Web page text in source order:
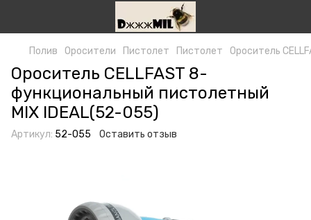
Полив Оросители Пистолет Пистолет Ороситель
Ороситель CELLFAST 8-
функциональный пистолетный
MIX IDEAL(52-055)
Артикул: 52-055 Оставить отзыв